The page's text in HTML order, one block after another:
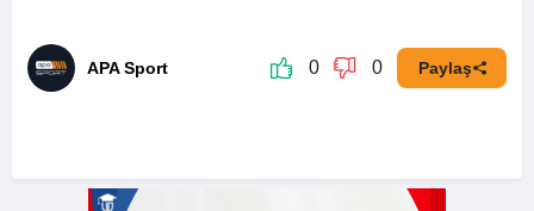
APA Sport 0 0 Paylaş